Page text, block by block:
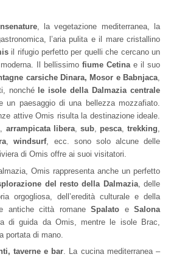
, la vegetazione mediterranea, la
l’aria pulita e il mare cristallino
il rifugio perfetto per quelli che cercano un
Il bellissimo fiume Cetinae il suo
carsiche Dinara, Mosor e Babnjaca,
nonché le isole della Dalmazia centrale
un paesaggio di una bellezza mozzafiato.
attive Omis risulta la destinazione ideale.
arrampicata libera, sub, pesca,trekking,
,windsurf, ecc. sono solo alcune delle
di Omis offre ai suoi visitatori.
Omis rappresenta anche un perfetto
del resto della Dalmazia, delle
orgogliosa, dell’eredità culturale e della
antiche città romaneSpalato eSalona
di guida da Omis, mentre le isole Brac,
portata di mano.
taverne e bar. La cucina mediterranea –